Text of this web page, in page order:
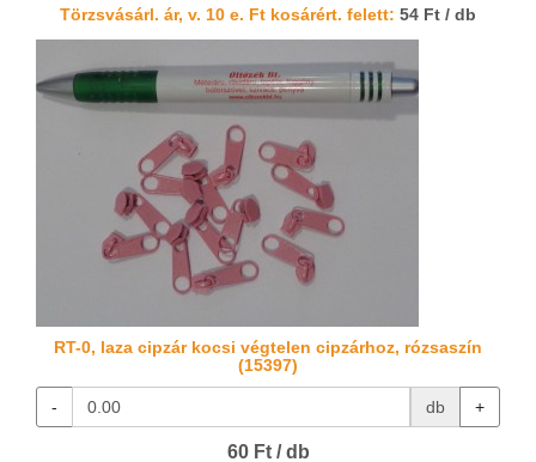
Törzsvásárl. ár, v. 10 e. Ft kosárért. felett: 54 Ft / db
RT-0, laza cipzár kocsi végtelen cipzárhoz, rózsaszín
(15397)
- db +
60 Ft / db